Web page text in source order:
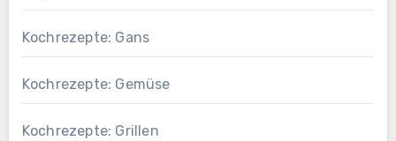
Kochrezepte: Gans
Kochrezepte: Gemüse
Kochrezepte: Grillen